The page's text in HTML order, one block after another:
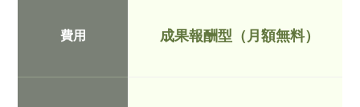
費用 成果報酬型（月額無料）